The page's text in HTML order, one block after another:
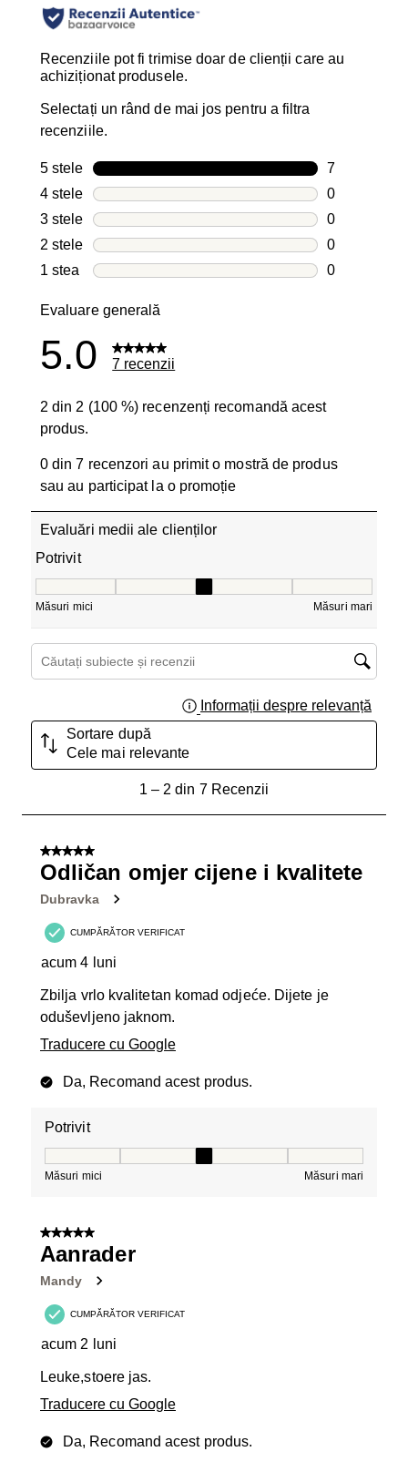
Recenziile pot fi trimise doar de clienții care au
achiziționat produsele.
Selectați un rând de mai jos pentru a filtra
recenziile.
5 stele stele
7
7 recenzii
4 stele stele
0
0 recenzii
3 stele stele
0
0 recenzii
2 stele stele
0
0 recenzii
1 stea stele
0
Evaluare generală
5.0 7 recenzii
2 din 2 (100 %) recenzenți recomandă acest
produs.
0 din 7 recenzori au primit o mostră de produs
sau au participat la o promoție
Evaluări medii ale clienților
Potrivit
Măsuri mici Măsuri mari
Căutați subiecte și recenzii căutați regiunea
Informații despre relevanță
Sortare după
Cele mai relevante
1– 2 din 7 Recenzii
5 din 5 stele.
Odličan omjer cijene i kvalitete
Dubravka
CUMPĂRĂTOR VERIFICAT
acum 4 luni
Zbilja vrlo kvalitetan komad odjeće. Dijete je
oduševljeno jaknom.
Traducere cu Google
Da, Recomand acest produs.
Potrivit
Măsuri mici Măsuri mari
5 din 5 stele.
Aanrader
Mandy
CUMPĂRĂTOR VERIFICAT
acum 2 luni
Leuke,stoere jas.
Traducere cu Google
Da, Recomand acest produs.